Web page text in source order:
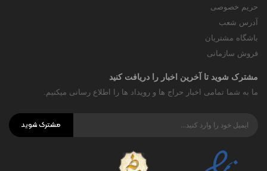
حریم خصوصی
آدرس شعب
باشگاه مشتریان
فروش سازمانی
مشترک شوید تا آخرین اخبار را دریافت کنید
ما به شما تمامی اخبار حراج ها و رویداد ها را اطلاع رسانی میکنیم.
مشترک شوید